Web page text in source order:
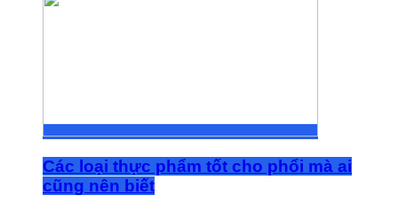
Các loại thực phẩm tốt cho phổi mà ai
cũng nên biết